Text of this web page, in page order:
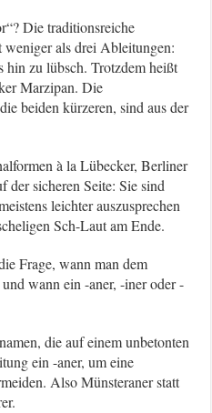
Die traditionsreiche
als drei Ableitungen:
hin zu lübsch. Trotzdem heißt
Marzipan. Die
beiden kürzeren, sind aus der
à la Lübecker, Berliner
der sicheren Seite: Sie sind
leichter auszusprechen
Sch-Laut am Ende.
Frage, wann man dem
wann ein -aner, -iner oder -
die auf einem unbetonten
ein -aner, um eine
Also Münsteraner statt